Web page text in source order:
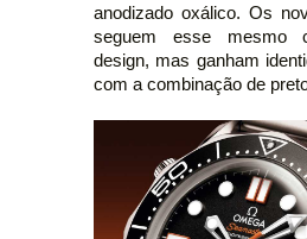
anodizado oxálico. Os
seguem esse mesmo
design, mas ganham
com a combinação de